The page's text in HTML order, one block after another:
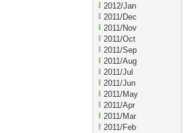
2012/Jan
2011/Dec
2011/Nov
2011/Oct
2011/Sep
2011/Aug
2011/Jul
2011/Jun
2011/May
2011/Apr
2011/Mar
2011/Feb